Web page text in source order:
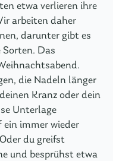
etwa verlieren ihre
arbeiten daher
darunter gibt es
Das
die Nadeln länger
Kranz oder dein
Unterlage
ein immer wieder
du greifst
und besprühst etwa